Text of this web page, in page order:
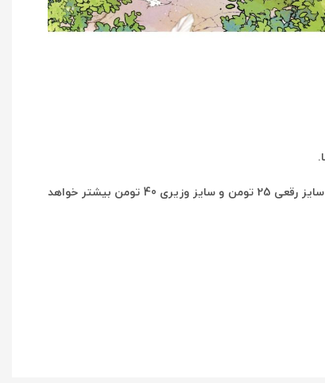
توجه کنید مانگاها در حالت پیش فرض با کاغذ تحریر چاپ میشن که هزینه کمتری دارد و در صورتی که میخواهید کاغذ بالکی باشن هزینه هر جلد سایز رقعی 25 تومن و سایز وزیری 40 تومن بیشتر خواهد